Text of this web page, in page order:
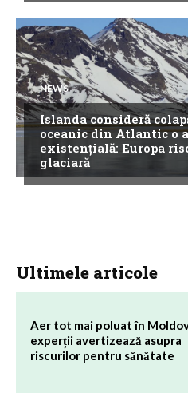
NEWS
Islanda consideră
oceanic din Atlantic o
existențială: Europa
glaciară
Ultimele articole
Aer tot mai poluat în
experții avertizează asupra
riscurilor pentru sănătate